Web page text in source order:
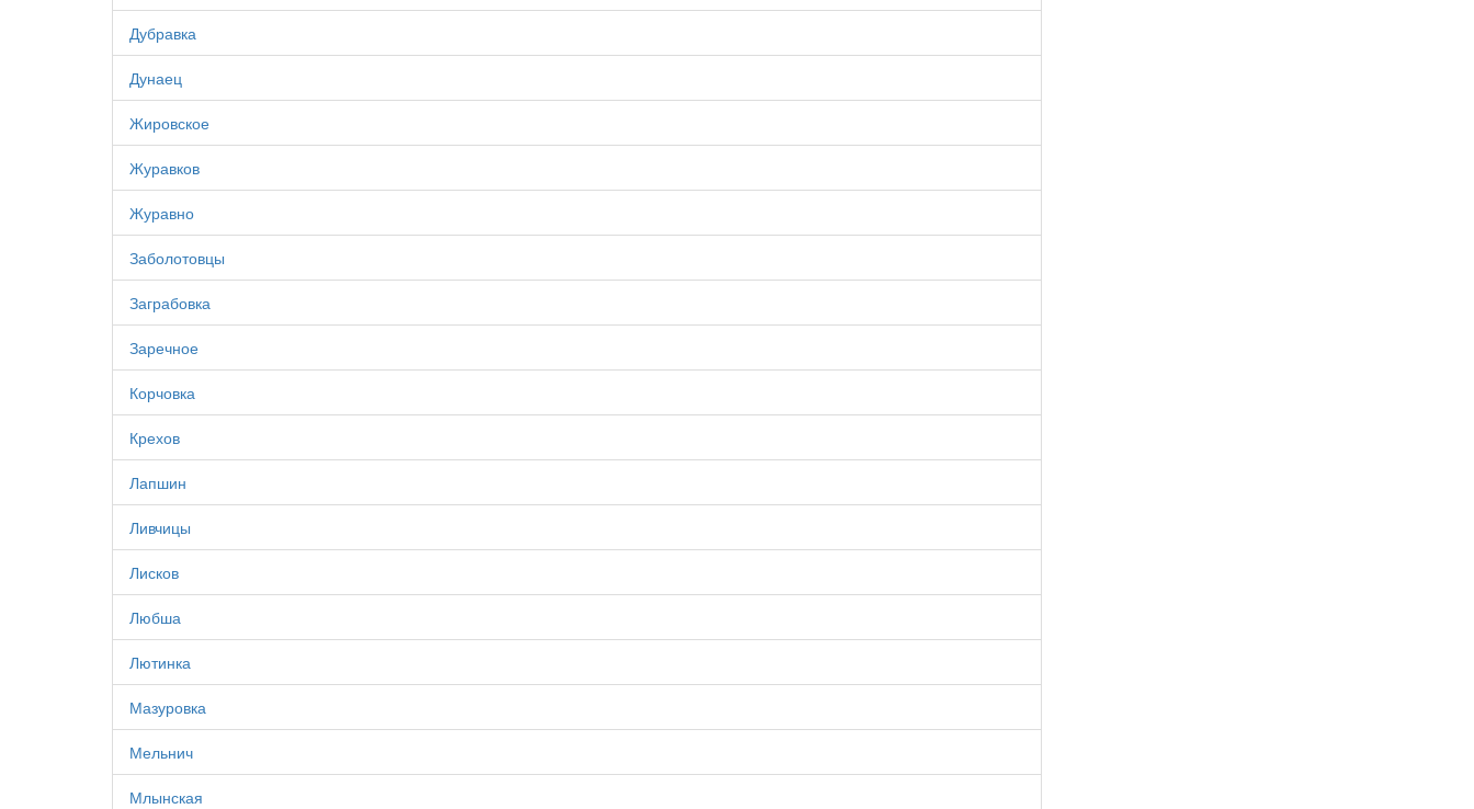
Дубравка
Дунаец
Жировское
Журавков
Журавно
Заболотовцы
Заграбовка
Заречное
Корчовка
Крехов
Лапшин
Ливчицы
Лисков
Любша
Лютинка
Мазуровка
Мельнич
Млынская